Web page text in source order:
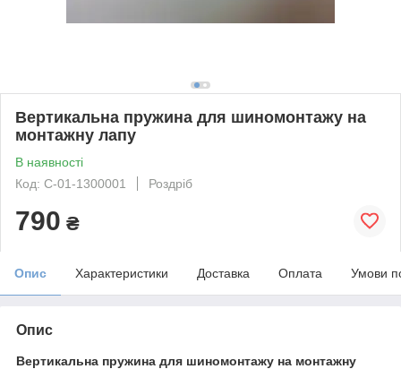
Вертикальна пружина для шиномонтажу на
монтажну лапу
В наявності
Код: C-01-1300001
Роздріб
790 ₴
Опис Характеристики Доставка Оплата Умови
Опис
Вертикальна пружина для шиномонтажу на монтажну